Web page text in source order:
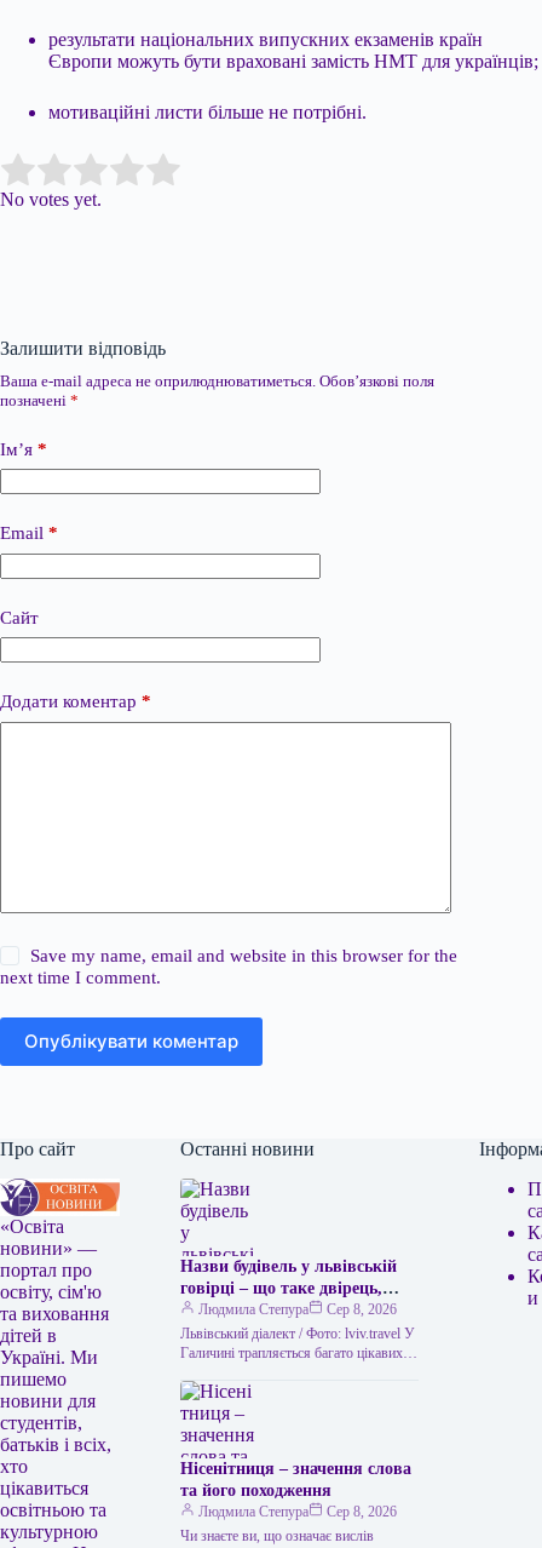
результати національних випускних екзаменів країн
Європи можуть бути враховані замість НМТ для українців;
мотиваційні листи більше не потрібні.
Rate this item:
No votes yet.
Залишити відповідь
Ваша e-mail адреса не оприлюднюватиметься. Обов’язкові поля
позначені *
Ім’я *
Email *
Сайт
Додати коментар *
Save my name, email and website in this browser for the
next time I comment.
Опублікувати коментар
Про сайт
«Освіта
новини» —
портал про
освіту, сім'ю
та виховання
дітей в
Україні. Ми
пишемо
новини для
студентів,
батьків і всіх,
хто
цікавиться
освітньою та
культурною
Останні новини
Назви будівель у львівській
говірці – що таке двірець,
креденс, кнайпа
Людмила Степура
Сер 8, 2026
Львівський діалект / Фото: lviv.travel У
Галичині трапляється багато цікавих
навіть досвідченого мандрівника. Тож
не дивно,…
Нісенітниця – значення слова
та його походження
Людмила Степура
Сер 8, 2026
Чи знаєте ви, що означає вислів
и